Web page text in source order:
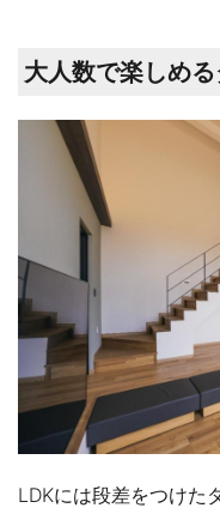
大人数で楽しめ
LDKには段差をつけた